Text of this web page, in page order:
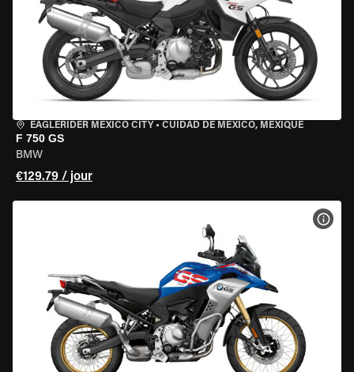
EAGLERIDER MEXICO CITY • CUIDAD DE MEXICO, MEXIQUE
F 750 GS
BMW
€129.79 / jour